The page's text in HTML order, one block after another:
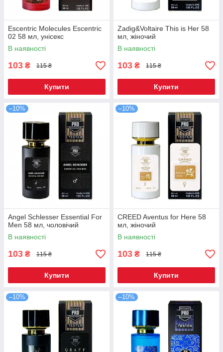
Escentric Molecules Escentric
02 58 мл, унісекс
В наявності
103 ₴ 115 ₴
Купити
Zadig&Voltaire This is Her 58
мл, жіночий
В наявності
103 ₴ 115 ₴
Купити
–10%
Angel Schlesser Essential For
Men 58 мл, чоловічий
В наявності
103 ₴ 115 ₴
Купити
–10%
CREED Aventus for Here 58
мл, жіночий
В наявності
103 ₴ 115 ₴
Купити
–10% –10%